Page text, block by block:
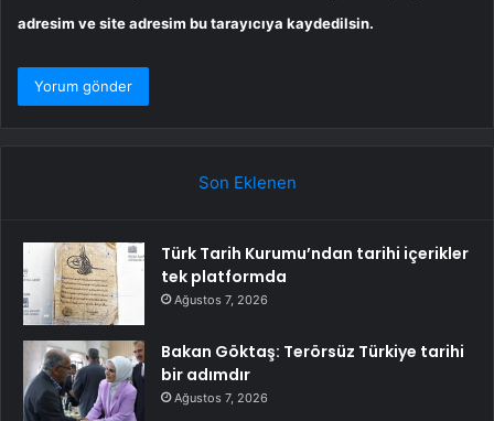
adresim ve site adresim bu tarayıcıya kaydedilsin.
Son Eklenen
Türk Tarih Kurumu’ndan tarihi içerikler
tek platformda
Ağustos 7, 2026
Bakan Göktaş: Terörsüz Türkiye tarihi
bir adımdır
Ağustos 7, 2026